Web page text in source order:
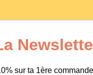
sur ta 1ère